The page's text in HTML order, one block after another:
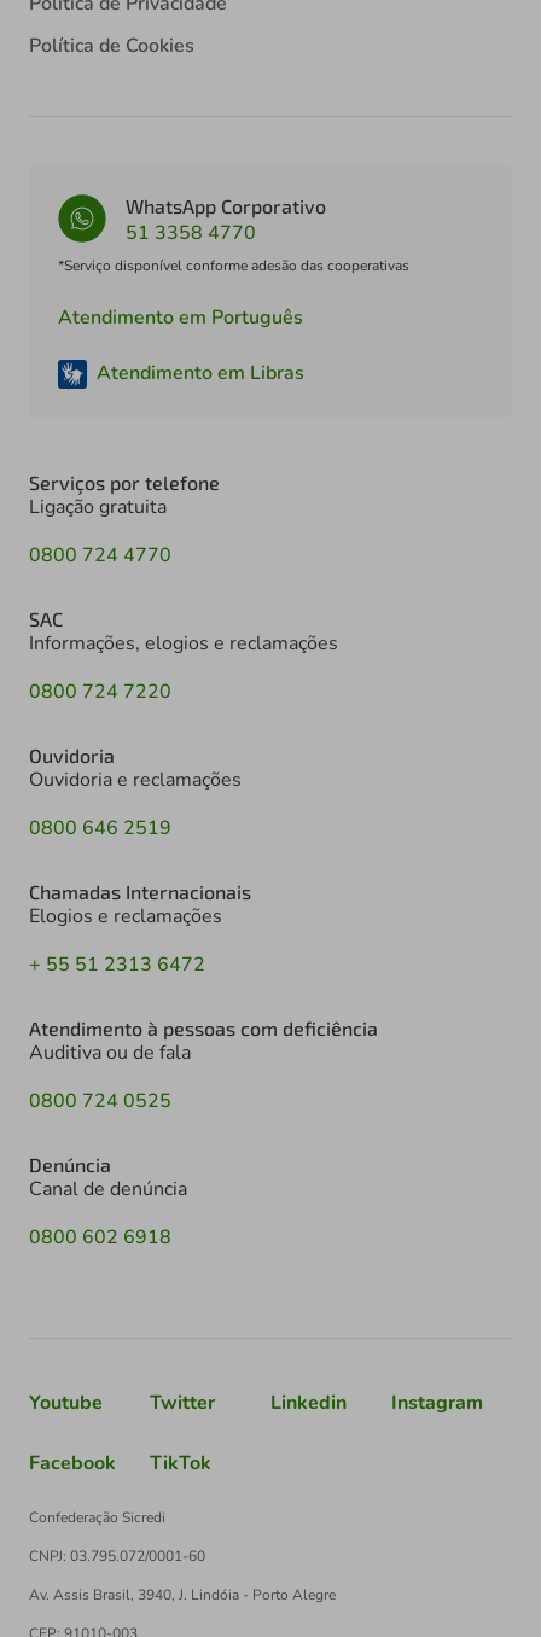
Política de Cookies
WhatsApp Corporativo
51 3358 4770
*Serviço disponível conforme adesão das cooperativas
Atendimento em Português
Atendimento em Libras
Serviços por telefone
Ligação gratuita
0800 724 4770
SAC
Informações, elogios e reclamações
0800 724 7220
Ouvidoria
Ouvidoria e reclamações
0800 646 2519
Chamadas Internacionais
Elogios e reclamações
+ 55 51 2313 6472
Atendimento à pessoas com deficiência
Auditiva ou de fala
0800 724 0525
Denúncia
Canal de denúncia
0800 602 6918
Youtube Twitter Linkedin Instagram
Facebook TikTok
Confederação Sicredi
CNPJ: 03.795.072/0001-60
Av. Assis Brasil, 3940, J. Lindóia - Porto Alegre